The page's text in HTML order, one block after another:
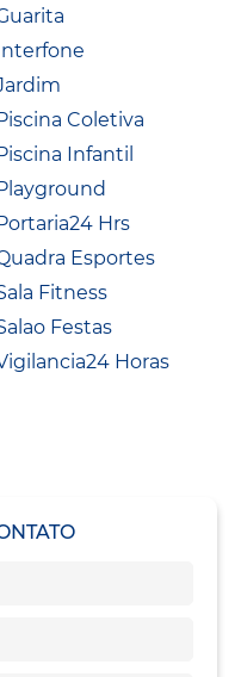
Interfone
Piscina Coletiva
Piscina Infantil
Playground
Portaria24 Hrs
Esportes
Fitness
Festas
Horas